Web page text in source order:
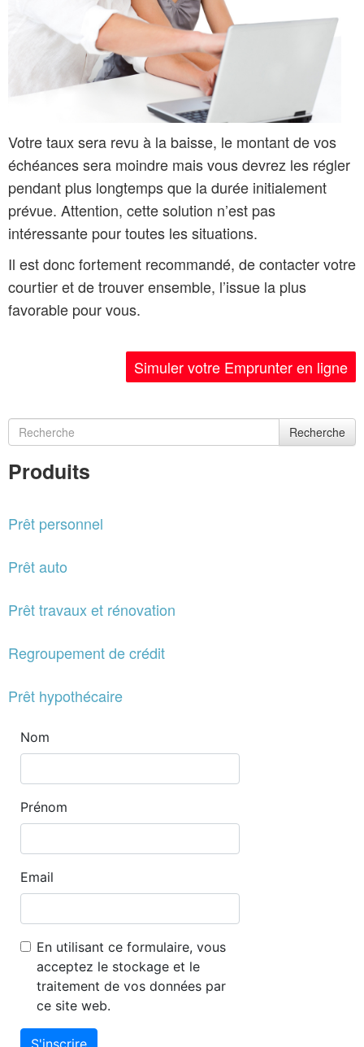
Votre taux sera revu à la baisse, le montant de vos
échéances sera moindre mais vous devrez les régler
pendant plus longtemps que la durée initialement
prévue. Attention, cette solution n’est pas
intéressante pour toutes les situations.
Il est donc fortement recommandé, de contacter votre
courtier et de trouver ensemble, l’issue la plus
favorable pour vous.
Simuler votre Emprunter en ligne
Recherche
Produits
Prêt personnel
Prêt auto
Prêt travaux et rénovation
Regroupement de crédit
Prêt hypothécaire